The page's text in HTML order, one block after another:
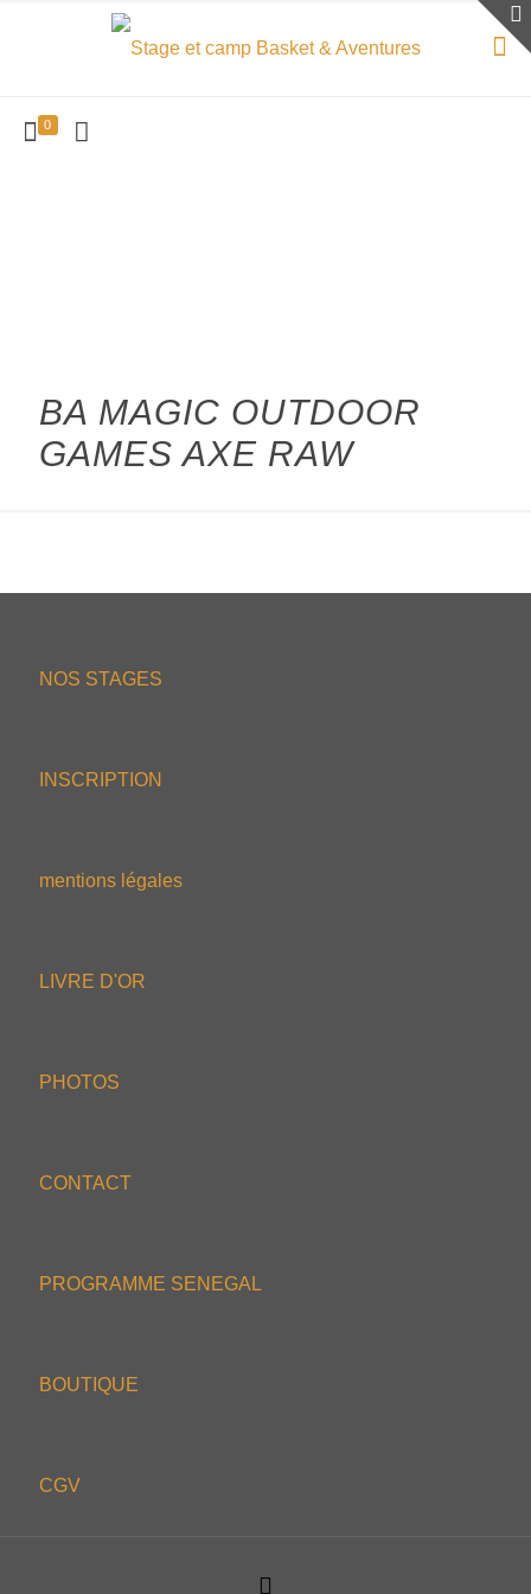
0
BA MAGIC OUTDOOR
GAMES AXE RAW
NOS STAGES
INSCRIPTION
mentions légales
LIVRE D'OR
PHOTOS
CONTACT
PROGRAMME SENEGAL
BOUTIQUE
CGV